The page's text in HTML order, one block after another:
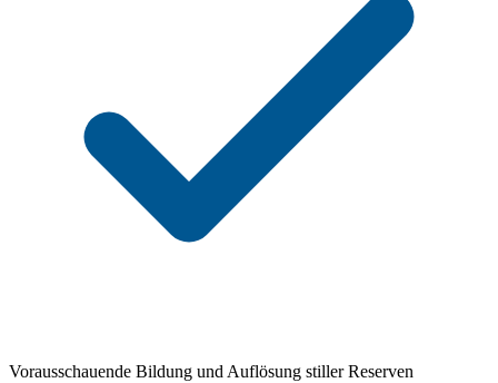
Vorausschauende Bildung und Auflösung stiller Reserven